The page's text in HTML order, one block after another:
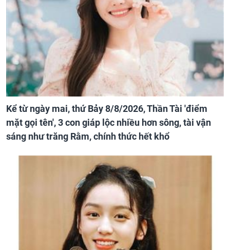
Kể từ ngày mai, thứ Bảy 8/8/2026, Thần Tài 'điểm
mặt gọi tên', 3 con giáp lộc nhiều hơn sông, tài vận
sáng như trăng Rằm, chính thức hết khổ